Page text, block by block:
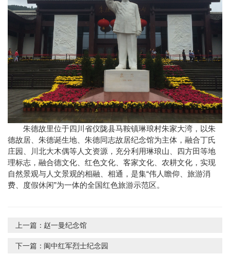
朱德故里位于四川省仪陇县马鞍镇琳琅村朱家大湾，以朱
德故居、朱德诞生地、朱德同志故居纪念馆为主体，融合丁氏
庄园、川北大木偶等人文资源，充分利用琳琅山、四方田等地
理标志，融合德文化、红色文化、客家文化、农耕文化，实现
自然景观与人文景观的相融、相通，是集“伟人瞻仰、旅游消
费、度假休闲”为一体的全国红色旅游示范区。
上一篇： 赵一曼纪念馆
下一篇： 阆中红军烈士纪念园